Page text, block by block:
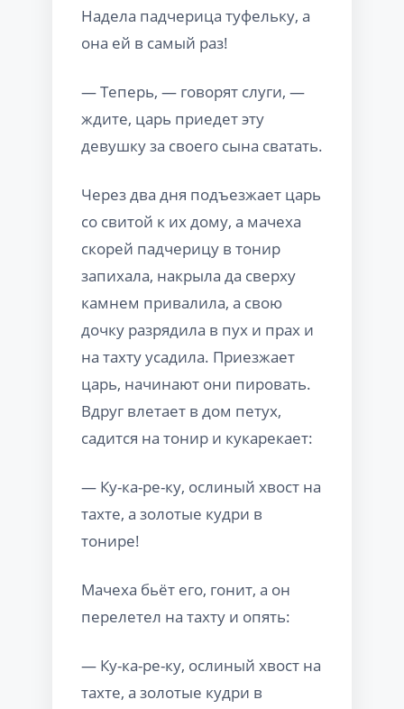
Надела падчерица туфельку, а
она ей в самый раз!
— Теперь, — говорят слуги, —
ждите, царь приедет эту
девушку за своего сына сватать.
Через два дня подъезжает царь
со свитой к их дому, а мачеха
скорей падчерицу в тонир
запихала, накрыла да сверху
камнем привалила, а свою
дочку разрядила в пух и прах и
на тахту усадила. Приезжает
царь, начинают они пировать.
Вдруг влетает в дом петух,
садится на тонир и кукарекает:
— Ку-ка-ре-ку, ослиный хвост на
тахте, а золотые кудри в
тонире!
Мачеха бьёт его, гонит, а он
перелетел на тахту и опять:
— Ку-ка-ре-ку, ослиный хвост на
тахте, а золотые кудри в